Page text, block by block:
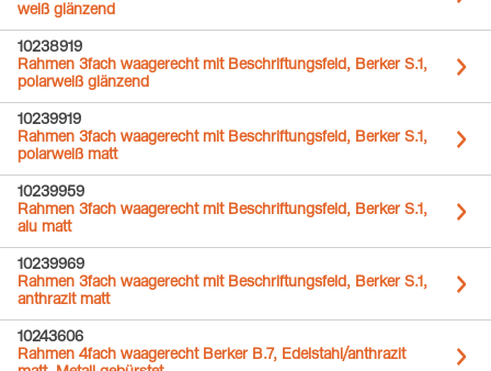
weiß glänzend
10238919
Rahmen 3fach waagerecht mit Beschriftungsfeld, Berker S.1,
polarweiß glänzend
10239919
Rahmen 3fach waagerecht mit Beschriftungsfeld, Berker S.1,
polarweiß matt
10239959
Rahmen 3fach waagerecht mit Beschriftungsfeld, Berker S.1,
alu matt
10239969
Rahmen 3fach waagerecht mit Beschriftungsfeld, Berker S.1,
anthrazit matt
10243606
Rahmen 4fach waagerecht Berker B.7, Edelstahl/anthrazit